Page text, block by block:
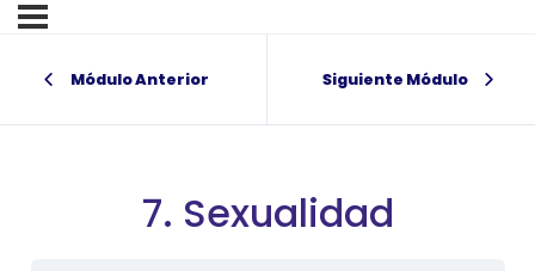
Módulo Anterior Siguiente Módulo
7. Sexualidad